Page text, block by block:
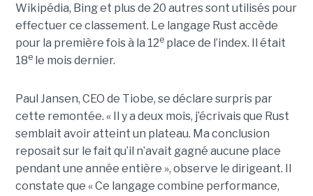
Wikipédia, Bing et plus de 20 autres sont utilisés pour
effectuer ce classement. Le langage Rust accède
pour la première fois à la 12eplace de l’index. Il était
18ele mois dernier.
Paul Jansen, CEO de Tiobe, se déclare surpris par
cette remontée. « Il y a deux mois, j’écrivais que Rust
semblait avoir atteint un plateau. Ma conclusion
reposait sur le fait qu’il n’avait gagné aucune place
pendant une année entière », observe le dirigeant. Il
constate que « Ce langage combine performance,